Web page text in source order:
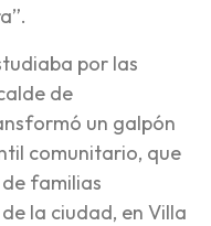
por las
de
un galpón
comunitario, que
familias
la ciudad, en Villa